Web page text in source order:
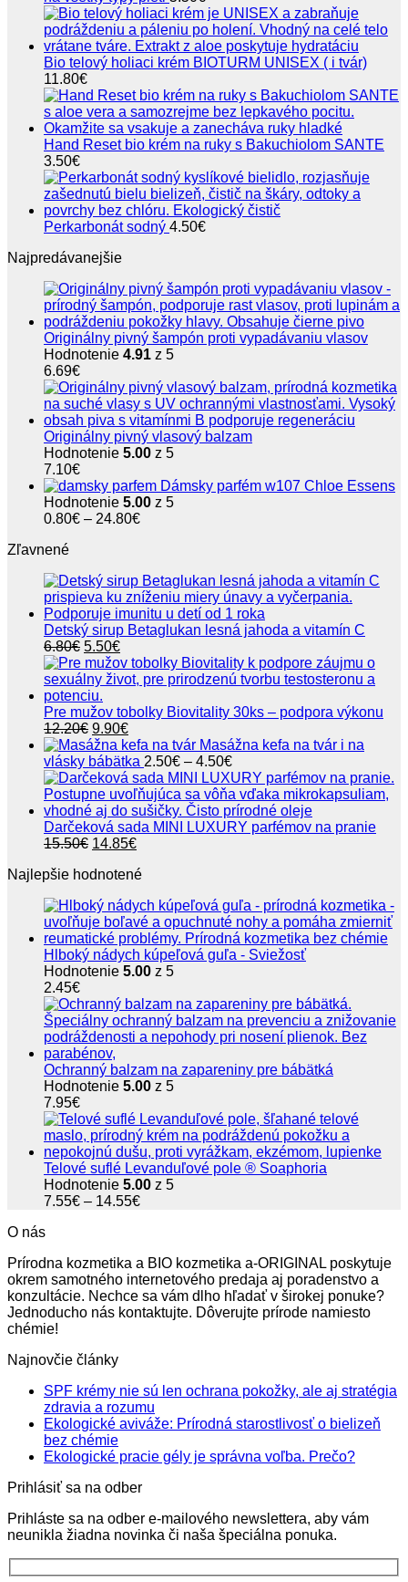
Bio telový holiaci krém BIOTURM UNISEX ( i tvár)
11.80€
Hand Reset bio krém na ruky s Bakuchiolom SANTE
3.50€
Perkarbonát sodný 4.50€
Najpredávanejšie
Originálny pivný šampón proti vypadávaniu vlasov
Hodnotenie 4.91 z 5
6.69€
Originálny pivný vlasový balzam
Hodnotenie 5.00 z 5
7.10€
Dámsky parfém w107 Chloe Essens
Hodnotenie 5.00 z 5
0.80€ – 24.80€Price
24.80€
Zľavnené
Detský sirup Betaglukan lesná jahoda a vitamín C
6.80€ Pôvodná
cena
bola:
6.80€.
5.50€Aktuálna
cena
je:
Pre mužov tobolky Biovitality 30ks – podpora výkonu
12.20€ Pôvodná
cena
bola:
12.20€.
9.90€Aktuálna
cena
je:
9.90€.
Masážna kefa na tvár i na
vlásky bábätka 2.50€ – 4.50€Price
range:
2.50€
through
4.50€
Darčeková sada MINI LUXURY parfémov na pranie
15.50€ Pôvodná
bola:
14.85€Aktuálna
je:
Najlepšie hodnotené
Hlboký nádych kúpeľová guľa - Sviežosť
Hodnotenie 5.00 z 5
2.45€
Ochranný balzam na zapareniny pre bábätká
Hodnotenie 5.00 z 5
7.95€
Telové suflé Levanduľové pole ® Soaphoria
Hodnotenie 5.00 z 5
7.55€ – 14.55€Price
14.55€
O nás
Prírodna kozmetika a BIO kozmetika a-ORIGINAL poskytuje
okrem samotného internetového predaja aj poradenstvo a
konzultácie. Nechce sa vám dlho hľadať v širokej ponuke?
Jednoducho nás kontaktujte. Dôverujte prírode namiesto
chémie!
Najnovčie články
SPF krémy nie sú len ochrana pokožky, ale aj stratégia
zdravia a rozumu
komentáre
SPF
len
ochrana
Ekologické aviváže: Prírodná starostlivosť o bielizeň
bez chémieŽiadne
komentáre
Ekologické
Prírodná
starostlivosť
Ekologické pracie gély je správna voľba. Prečo?Žiadne
pracie
Prihlásiť sa na odber
Prihláste sa na odber e-mailového newslettera, aby vám
neunikla žiadna novinka či naša špeciálna ponuka.